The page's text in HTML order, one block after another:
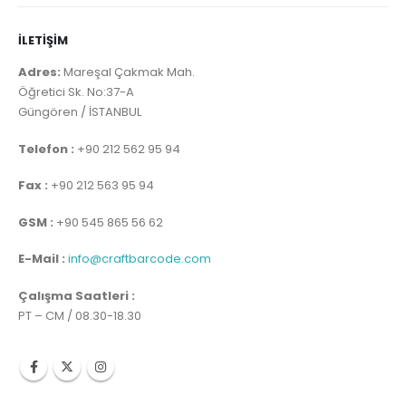
İLETİŞİM
Adres: Mareşal Çakmak Mah.
Öğretici Sk. No:37-A
Güngören / İSTANBUL
Telefon : +90 212 562 95 94
Fax : +90 212 563 95 94
GSM : +90 545 865 56 62
E-Mail : info@craftbarcode.com
Çalışma Saatleri :
PT – CM / 08.30-18.30